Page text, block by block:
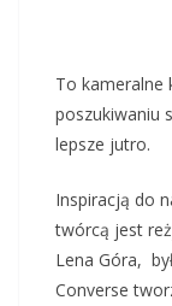
To kameralne
poszukiwaniu
lepsze jutro.
Inspiracją do
twórcą jest
Lena Góra,
Converse